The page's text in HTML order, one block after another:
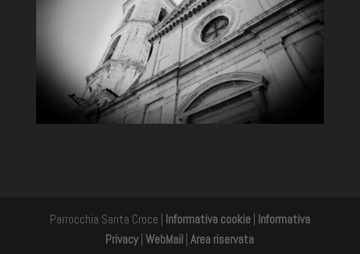
Parrocchia Santa Croce | Informativa cookie| Informativa
Privacy|WebMail |Area riservata